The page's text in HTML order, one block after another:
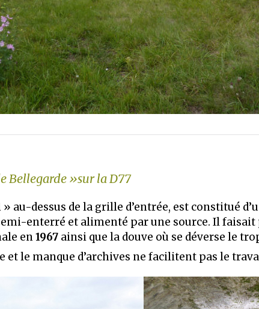
Bellegarde »sur la D77
» au-dessus de la grille d’entrée, est constitué
enterré et alimenté par une source. Il faisait
en1967 ainsi que la douve où se déverse le
le manque d’archives ne facilitent pas le